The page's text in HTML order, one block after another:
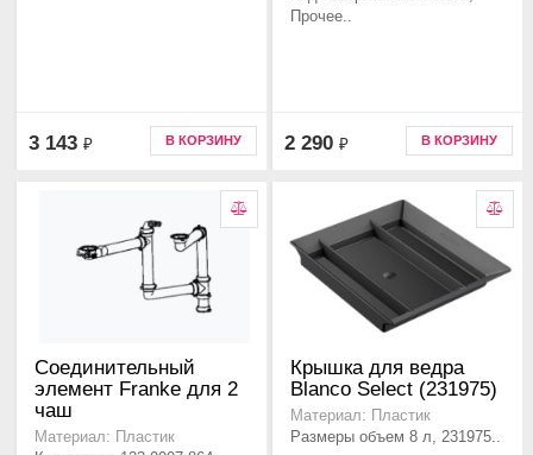
3 143 ₽ В КОРЗИНУ
Прочее..
2 290 ₽ В КОРЗИНУ
Соединительный
элемент Franke для 2
чаш
Материал: Пластик
Крышка для ведра
Blanco Select (231975)
Материал: Пластик
Размеры объем 8 л, 231975..